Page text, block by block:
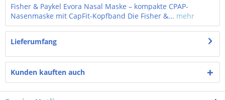
Fisher & Paykel Evora Nasal Maske – kompakte CPAP-
Nasenmaske mit CapFit-Kopfband Die Fisher &... mehr
Lieferumfang
Kunden kauften auch